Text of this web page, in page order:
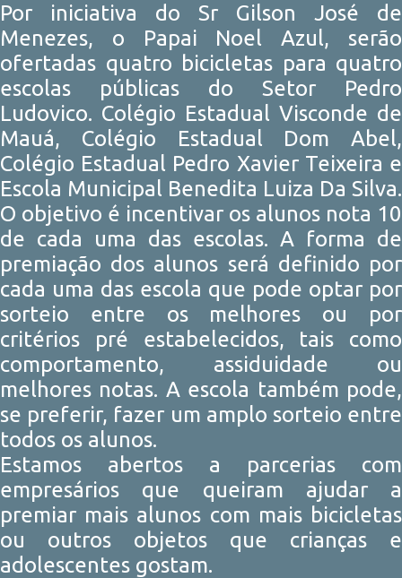
Por iniciativa do Sr Gilson José de
Menezes, o Papai Noel Azul, serão
ofertadas quatro bicicletas para quatro
escolas públicas do Setor Pedro
Ludovico. Colégio Estadual Visconde de
Mauá, Colégio Estadual Dom Abel,
Colégio Estadual Pedro Xavier Teixeira e
Escola Municipal Benedita Luiza Da Silva.
O objetivo é incentivar os alunos nota 10
de cada uma das escolas. A forma de
premiação dos alunos será definido por
cada uma das escola que pode optar por
sorteio entre os melhores ou por
critérios pré estabelecidos, tais como
comportamento, assiduidade ou
melhores notas. A escola também pode,
se preferir, fazer um amplo sorteio entre
todos os alunos.
Estamos abertos a parcerias com
empresários que queiram ajudar a
premiar mais alunos com mais bicicletas
ou outros objetos que crianças e
adolescentes gostam.